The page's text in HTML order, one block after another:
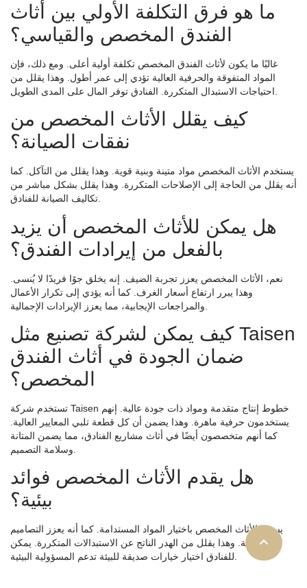
ما هو فرق التكلفة الأولي بين أثاث
الفندق المخصص والقياسي؟
غالبًا ما يكون لأثاث الفندق المخصص تكلفة أولية أعلى. ومع ذلك، فإن
المواد المتفوقة والحرفية العالية تؤدي إلى عمر أطول. وهذا يقلل من
كيف يقلل الأثاث المخصص من
نفقات الصيانة؟
يستخدم الأثاث المخصص مواد متينة وبنية قوية. وهذا يقلل من التآكل. كما
أنه يقلل من الحاجة إلى الإصلاحات المتكررة. وهذا يقلل بشكل مباشر من
تكاليف الصيانة للفنادق.
هل يمكن للأثاث المخصص أن يزيد
بالفعل من إيرادات الفندق؟
نعم، الأثاث المخصص يعزز تجربة الضيف. إنه يخلق جوًا فريدًا لا يُنسى.
وهذا يبرر ارتفاع أسعار الغرف. كما أنه يؤدي إلى تكرار الأعمال
كيف يمكن لشركة تصنيع مثل Taisen
ضمان الجودة في أثاث الفندق
تستخدم شركة Taisen خطوط إنتاج متقدمة ومواد ذات جودة عالية. إنهم
يستخدمون حرفية ماهرة. وهذا يضمن أن كل قطعة تلبي المعايير العالية.
كما أنهم متخصصون أيضًا في أثاث مشاريع الفنادق، مما يضمن المتانة
هل يقدم الأثاث المخصص فوائد
بيئية؟
يسمح الأثاث المخصص باختيار المواد المستدامة. كما أنه يعزز التصاميم
الدائمة. وهذا يقلل من الهدر الناتج عن الاستبدالات المتكررة. يمكن
للفنادق اختيار خيارات صديقة للبيئة تدعم المسؤولية البيئية.